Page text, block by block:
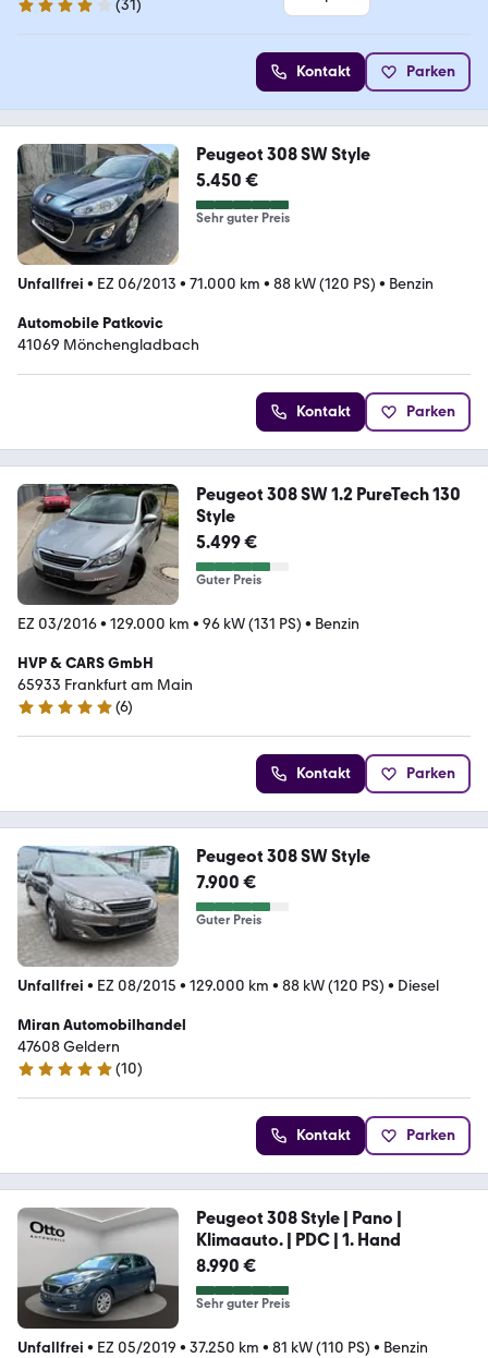
4 Sterne (31)
Kontakt Parken
Peugeot 308 SW Style
5.450 €
Sehr guter Preis
Unfallfrei • EZ 06/2013 • 71.000 km • 88 kW (120 PS) • Benzin
Automobile Patkovic
41069 Mönchengladbach
Kontakt Parken
Peugeot 308 SW 1.2 PureTech 130
Style
5.499 €
Guter Preis
EZ 03/2016• 129.000 km • 96 kW (131 PS) • Benzin
HVP & CARS GmbH
65933 Frankfurt am Main
5 Sterne
(6)
Kontakt Parken
Peugeot 308 SW Style
7.900 €
Guter Preis
Unfallfrei • EZ 08/2015 • 129.000 km • 88 kW (120 PS) • Diesel
Miran Automobilhandel
47608 Geldern
5 Sterne
(10)
Kontakt Parken
Peugeot 308 Style | Pano |
Klimaauto. | PDC | 1. Hand
8.990 €
Sehr guter Preis
Unfallfrei • EZ 05/2019 • 37.250 km • 81 kW (110 PS) • Benzin